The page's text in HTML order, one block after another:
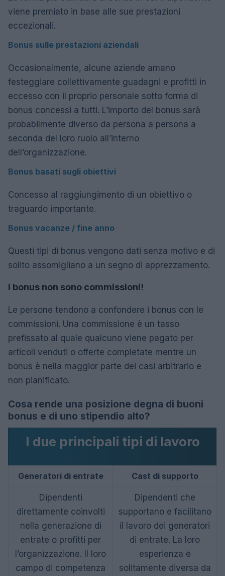
viene premiato in base alle sue prestazioni
eccezionali.
Bonus sulle prestazioni aziendali
Occasionalmente, alcune aziende amano
festeggiare collettivamente guadagni e profitti in
eccesso con il proprio personale sotto forma di
bonus concessi a tutti. L’importo del bonus sarà
probabilmente diverso da persona a persona a
seconda del loro ruolo all’interno
dell’organizzazione.
Bonus basati sugli obiettivi
Concesso al raggiungimento di un obiettivo o
traguardo importante.
Bonus vacanze / fine anno
Questi tipi di bonus vengono dati senza motivo e di
solito assomigliano a un segno di apprezzamento.
I bonus non sono commissioni!
Le persone tendono a confondere i bonus con le
commissioni. Una commissione è un tasso
prefissato al quale qualcuno viene pagato per
articoli venduti o offerte completate mentre un
bonus è nella maggior parte dei casi arbitrario e
non pianificato.
Cosa rende una posizione degna di buoni
bonus e di uno stipendio alto?
I due principali tipi di lavoro
Generatori di entrate Cast di supporto
Dipendenti
direttamente coinvolti
nella generazione di
entrate o profitti per
l’organizzazione. Il loro
campo di competenza
Dipendenti che
supportano e facilitano
il lavoro dei generatori
di entrate. La loro
esperienza è
solitamente diversa da